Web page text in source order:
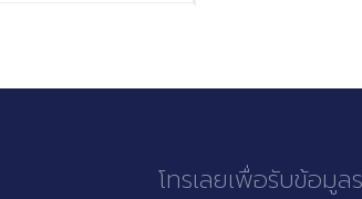
โทรเลยเพื่อรับข้อมู